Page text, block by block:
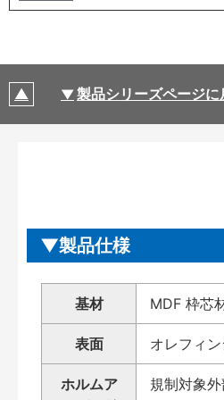
製品シリーズページに
製品仕様
基材 MDF 枠芯
表面 オレフィ
ホルムア
規制対象